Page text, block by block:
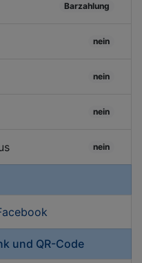
Barzahlung
nein
nein
nein
nein
und QR-Code